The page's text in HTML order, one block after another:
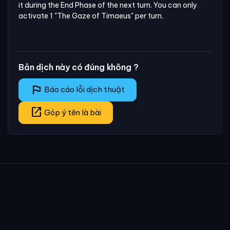
it during the End Phase of the next turn. You can only
activate 1 "The Gaze of Timaeus" per turn.
Bản dịch này có đúng không ?
flag Báo cáo lỗi dịch thuật
open_in_new Góp ý tên là bài